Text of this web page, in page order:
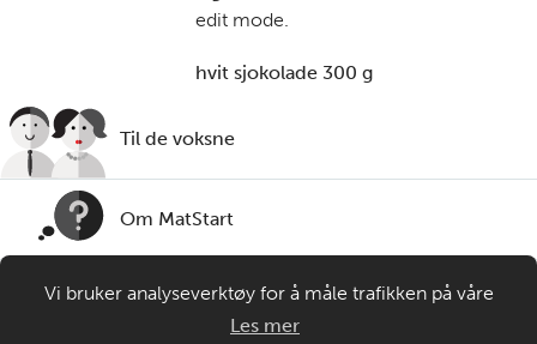
edit mode.
hvit sjokolade 300 g
Til de voksne
Om MatStart
Kontakt oss
Vi bruker analyseverktøy for å måle trafikken på våre
nettsider. Informasjonskapsler plasseres i din nettleser og
Les mer